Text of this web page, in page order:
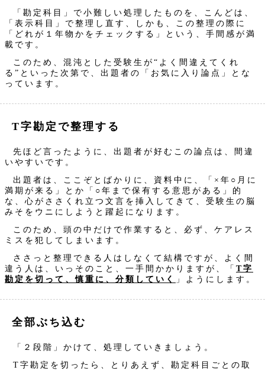
「勘定科目」で小難しい処理したものを、こんどは、
「表示科目」で整理し直す、しかも、この整理の際に
「どれが１年物かをチェックする」という、手間感が満
載です。
このため、混沌とした受験生が“よく間違えてくれ
る”といった次第で、出題者の「お気に入り論点」とな
っています。
T字勘定で整理する
先ほど言ったように、出題者が好むこの論点は、間違
いやすいです。
出題者は、ここぞとばかりに、資料中に、「×年○月に
満期が来る」とか「○年まで保有する意思がある」的
な、心がささくれ立つ文言を挿入してきて、受験生の脳
みそをウニにしようと躍起になります。
このため、頭の中だけで作業すると、必ず、ケアレス
ミスを犯してしまいます。
ささっと整理できる人はしなくて結構ですが、よく間
違う人は、いっそのこと、一手間かかりますが、「 T字
勘定を切って、慎重に、分類していく
」ようにします。
全部ぶち込む
「２段階」かけて、処理していきましょう。
T字勘定を切ったら、とりあえず、勘定科目ごとの取